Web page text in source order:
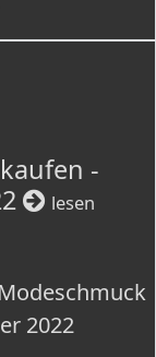
-
lesen
2022